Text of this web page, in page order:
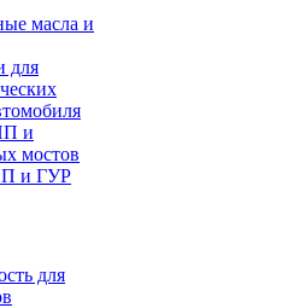
масла и
для
и
мостов
и ГУР
для